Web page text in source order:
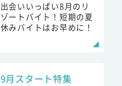
出会いいっぱい8月のリ
ゾートバイト！短期の夏
休みバイトはお早めに！
9月スタート特集